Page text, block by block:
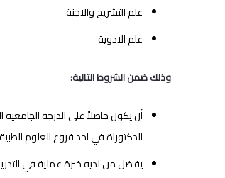
علم‭ ‬التشريح‭ ‬والاجنة
علم‭ ‬الادوية
وذلك‭ ‬ضمن‭ ‬الشروط‭ ‬التالية‭:‬
‬الدكتوراة‭ ‬في‭ ‬احد‭ ‬فروع‭ ‬العلوم‭ ‬الطبية‭ ‬الحيوية
يفضل‭ ‬من‭ ‬لديه‭ ‬خبرة‭ ‬عملية‭ ‬في‭ ‬التدريس‭.‬